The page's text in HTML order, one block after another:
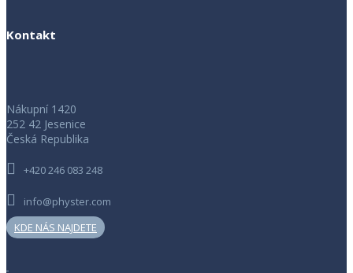
Kontakt
Nákupní 1420
252 42 Jesenice
Česká Republika
+420 246 083 248
info@physter.com
KDE NÁS NAJDETE